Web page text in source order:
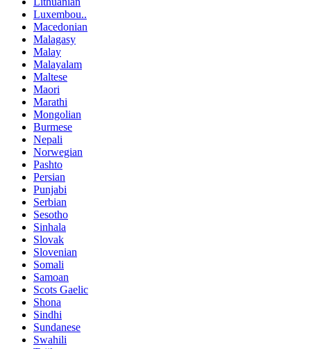
Luxembou..
Macedonian
Malagasy
Malay
Malayalam
Maltese
Maori
Marathi
Mongolian
Burmese
Nepali
Norwegian
Pashto
Persian
Punjabi
Serbian
Sesotho
Sinhala
Slovak
Slovenian
Somali
Samoan
Scots Gaelic
Shona
Sindhi
Sundanese
Swahili